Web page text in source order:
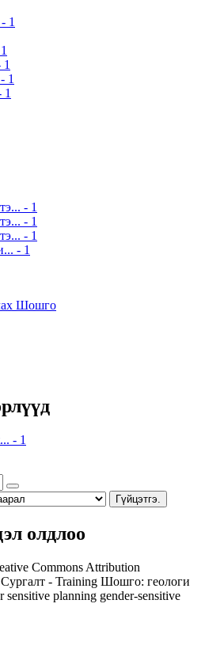
- 1
1
1
- 1
1
- 1
- 1
- 1
- 1
Шошго
- 1
Гүйцэтгэ.
олдлоо
Commons Attribution
Сургалт - Training Шошго: геологи
sensitive planning gender-sensitive